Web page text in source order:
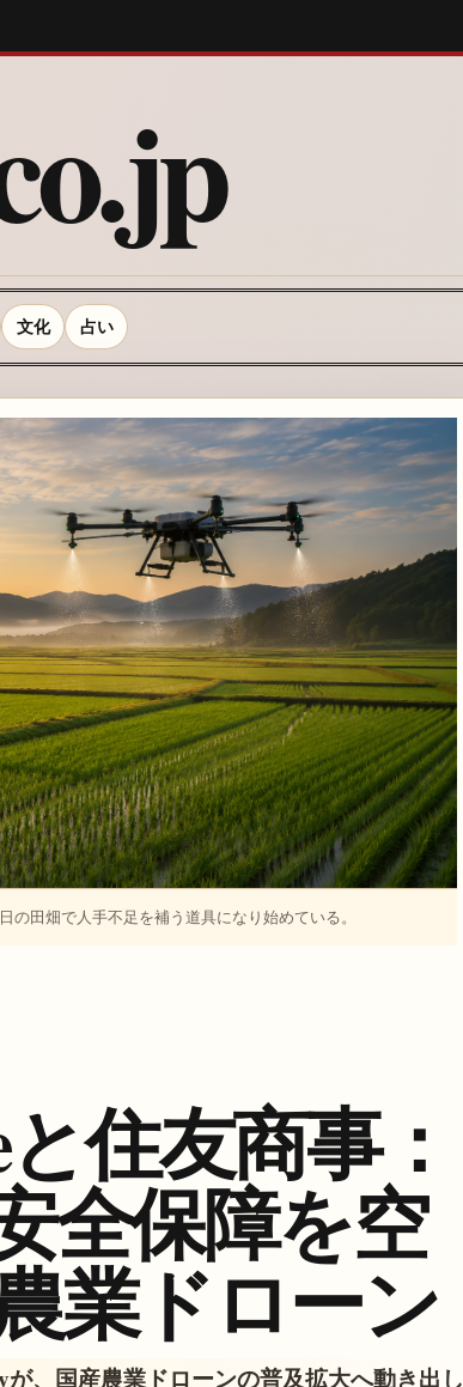
文化 占い
の田畑で人手不足を補う道具になり始めている。
住友商事：
全保障を空
業ドローン
、国産農業ドローンの普及拡大へ動き出し